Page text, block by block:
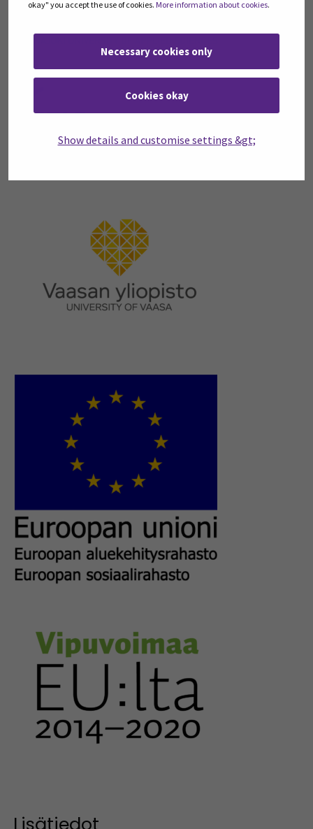
okay" you accept the use of cookies. More information about cookies.
Necessary cookies only
Cookies okay
Show details and customise settings &gt;
Lisätiedot